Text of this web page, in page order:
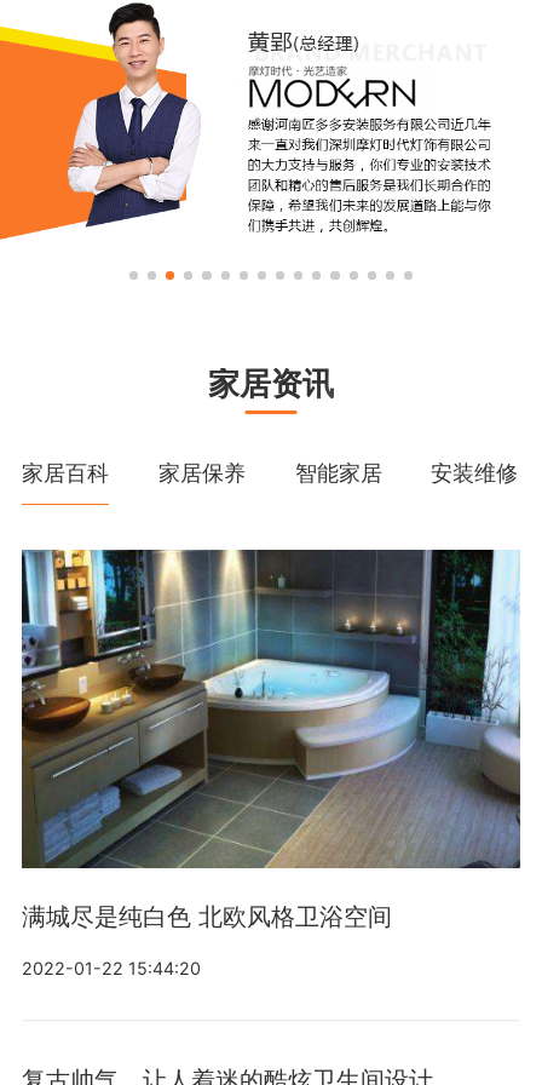
家居资讯
家居百科 家居保养 智能家居 安装维修
满城尽是纯白色 北欧风格卫浴空间
2022-01-22 15:44:20